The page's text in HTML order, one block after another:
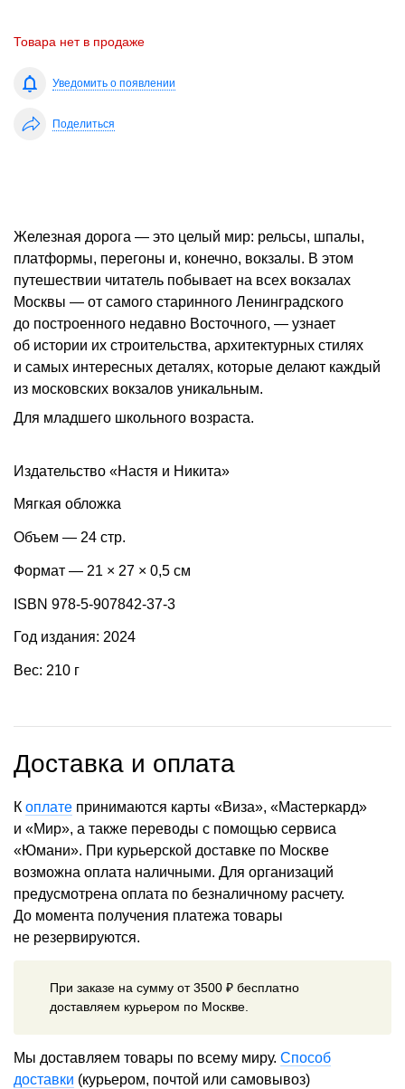
Товара нет в продаже
Уведомить о появлении
Поделиться
Железная дорога — это целый мир: рельсы, шпалы,
платформы, перегоны и, конечно, вокзалы. В этом
путешествии читатель побывает на всех вокзалах
Москвы — от самого старинного Ленинградского
до построенного недавно Восточного, — узнает
об истории их строительства, архитектурных стилях
и самых интересных деталях, которые делают каждый
из московских вокзалов уникальным.
Для младшего школьного возраста.
Издательство «Настя и Никита»
Мягкая обложка
Объем — 24 стр.
Формат — 21 × 27 × 0,5 см
ISBN 978-5-907842-37-3
Год издания: 2024
Вес: 210 г
Доставка и оплата
К оплате принимаются карты «Виза», «Мастеркард»
и «Мир», а также переводы с помощью сервиса
«Юмани». При курьерской доставке по Москве
возможна оплата наличными. Для организаций
предусмотрена оплата по безналичному расчету.
До момента получения платежа товары
не резервируются.
При заказе на сумму от 3500 ₽ бесплатно
доставляем курьером по Москве.
Мы доставляем товары по всему миру. Способ
доставки (курьером, почтой или самовывоз)